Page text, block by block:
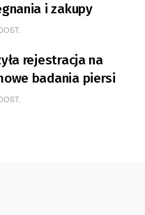
i zakupy
rejestracja na
badania piersi